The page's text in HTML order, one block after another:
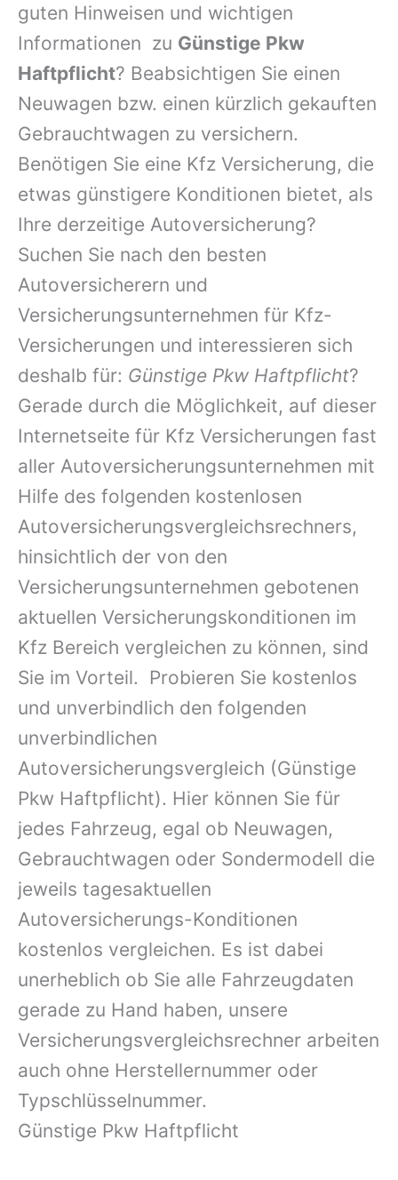
guten Hinweisen und wichtigen
Informationen zu Günstige Pkw
Haftpflicht? Beabsichtigen Sie einen
Neuwagen bzw. einen kürzlich gekauften
Gebrauchtwagen zu versichern.
Benötigen Sie eine Kfz Versicherung, die
etwas günstigere Konditionen bietet, als
Ihre derzeitige Autoversicherung?
Suchen Sie nach den besten
Autoversicherern und
Versicherungsunternehmen für Kfz-
Versicherungen und interessieren sich
deshalb für: Günstige Pkw Haftpflicht?
Gerade durch die Möglichkeit, auf dieser
Internetseite für Kfz Versicherungen fast
aller Autoversicherungsunternehmen mit
Hilfe des folgenden kostenlosen
Autoversicherungsvergleichsrechners,
hinsichtlich der von den
Versicherungsunternehmen gebotenen
aktuellen Versicherungskonditionen im
Kfz Bereich vergleichen zu können, sind
Sie im Vorteil. Probieren Sie kostenlos
und unverbindlich den folgenden
unverbindlichen
Autoversicherungsvergleich (Günstige
Pkw Haftpflicht). Hier können Sie für
jedes Fahrzeug, egal ob Neuwagen,
Gebrauchtwagen oder Sondermodell die
jeweils tagesaktuellen
Autoversicherungs-Konditionen
kostenlos vergleichen. Es ist dabei
unerheblich ob Sie alle Fahrzeugdaten
gerade zu Hand haben, unsere
Versicherungsvergleichsrechner arbeiten
auch ohne Herstellernummer oder
Typschlüsselnummer.
Günstige Pkw Haftpflicht